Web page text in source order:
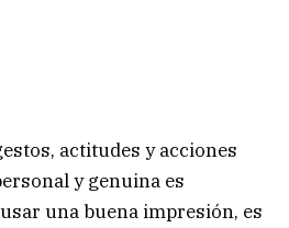
actitudes y acciones
y genuina es
una buena impresión, es